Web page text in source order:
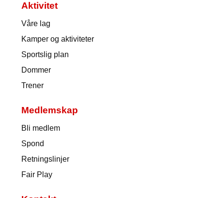
Aktivitet
Våre lag
Kamper og aktiviteter
Sportslig plan
Dommer
Trener
Medlemskap
Bli medlem
Spond
Retningslinjer
Fair Play